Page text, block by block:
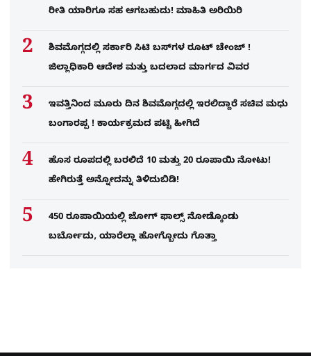
ರೀತಿ ಯಾರಿಗೂ ಸಹ ಆಗಬಹುದು! ಮಾಹಿತಿ ಅರಿಯಿರಿ
ಶಿವಮೊಗ್ಗದಲ್ಲಿ ಸರ್ಕಾರಿ ಸಿಟಿ ಬಸ್​ಗಳ ರೂಟ್ ಚೇಂಜ್ !
ಜಿಲ್ಲಾಧಿಕಾರಿ ಆದೇಶ ಮತ್ತು ಬದಲಾದ ಮಾರ್ಗದ ವಿವರ
ಇವತ್ತಿನಿಂದ ಮೂರು ದಿನ ಶಿವಮೊಗ್ಗದಲ್ಲಿ ಇರಲಿದ್ದಾರೆ ಸಚಿವ ಮಧು
ಬಂಗಾರಪ್ಪ ! ಕಾರ್ಯಕ್ರಮದ ಪಟ್ಟಿ ಹೀಗಿದೆ
ಹೊಸ ರೂಪದಲ್ಲಿ ಬರಲಿದೆ 10 ಮತ್ತು 20 ರೂಪಾಯಿ ನೋಟು!
ಹೇಗಿರುತ್ತೆ ಅನ್ನೋದನ್ನು ತಿಳಿದುಬಿಡಿ!
450 ರೂಪಾಯಿಯಲ್ಲಿ ಜೋಗ್​ ಫಾಲ್ಸ್​ ನೋಡ್ಕೊಂಡು
ಬರ್ಬೋದು, ಯಾರೆಲ್ಲಾ ಹೋಗ್ಬೋದು ಗೊತ್ತಾ